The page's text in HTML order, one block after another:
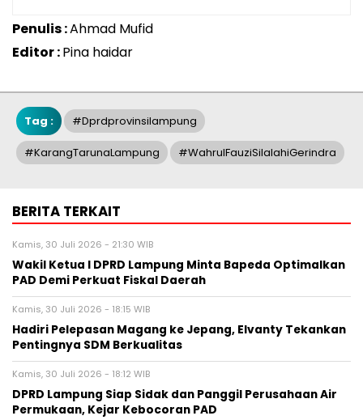
Penulis :Ahmad Mufid
Editor :Pina haidar
Tag : #dprdprovinsilampung
#karangTarunaLampung #WahrulFauziSilalahiGerindra
BERITA TERKAIT
Kamis, 30 Juli 2026 - 21:30 WIB
Wakil Ketua l DPRD Lampung Minta Bapeda Optimalkan
PAD Demi Perkuat Fiskal Daerah
Kamis, 30 Juli 2026 - 18:15 WIB
Hadiri Pelepasan Magang ke Jepang, Elvanty Tekankan
Pentingnya SDM Berkualitas
Kamis, 30 Juli 2026 - 18:12 WIB
DPRD Lampung Siap Sidak dan Panggil Perusahaan Air
Permukaan, Kejar Kebocoran PAD